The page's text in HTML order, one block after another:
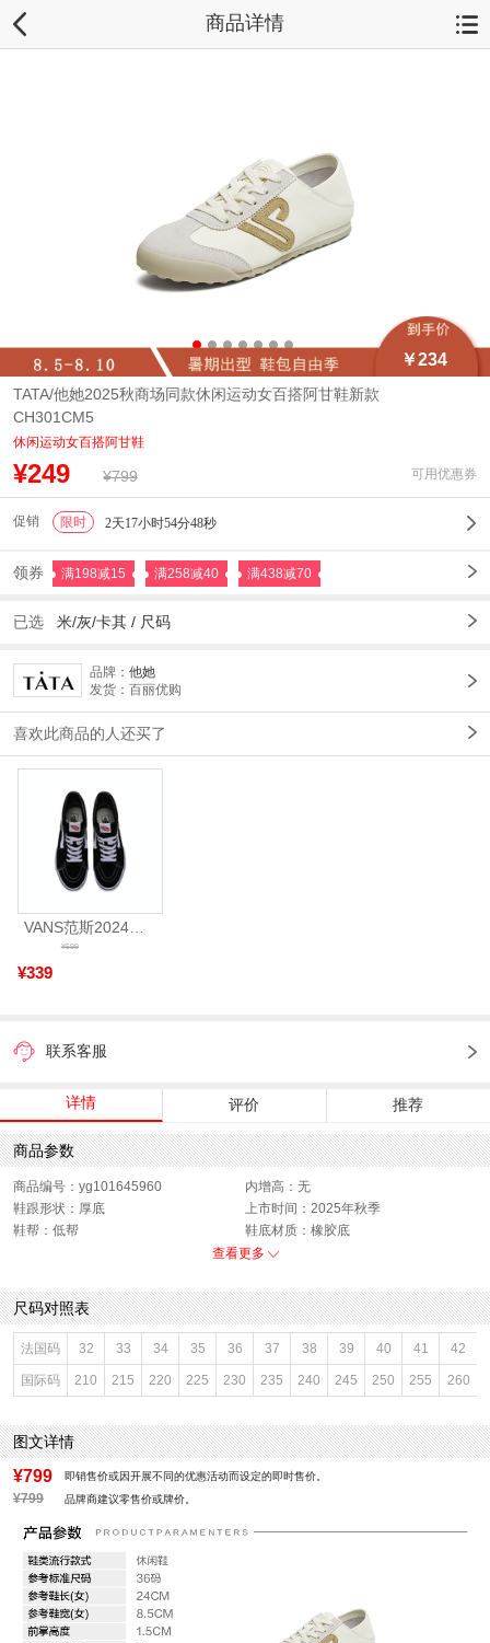
商品详情
￥234
TATA/他她2025秋商场同款休闲运动女百搭阿甘鞋新款
CH301CM5
休闲运动女百搭阿甘鞋
¥249 ¥799 可用优惠券
促销 限时 2天17小时54分47秒
领券 满198减15 满258减40 满438减70
已选 米/灰/卡其 / 尺码
品牌： 他她
发货：百丽优购
喜欢此商品的人还买了
VANS范斯2024中性SK8-HiCL帆布鞋/硫化鞋VN000D5IB8C
¥339
¥599
联系客服
详情 评价 推荐
商品参数
商品编号：yg101645960
内增高：无
鞋跟形状：厚底
上市时间：2025年秋季
鞋帮：低帮
鞋底材质：橡胶底
色系：拼色
闭合方式：系带
前掌高度：1.5CM
款式季节：秋季
配跟：无
鞋垫材质：织物面料
鞋头款式：圆头
鞋面材质：牛剖层革,复合材料
鞋面图案：拼色
参考鞋长(女)：24CM
制鞋工艺：胶贴皮鞋
皮质特征：软面皮
里料材质：织物面料,猪皮革
防水台高度：无
风格：休闲
查看更多
尺码对照表
法国码 32 33 34 35 36 37 38 39 40 41 42
国际码 210 215 220 225 230 235 240 245 250 255 260
图文详情
¥799 即销售价或因开展不同的优惠活动而设定的即时售价。
¥799 品牌商建议零售价或牌价。